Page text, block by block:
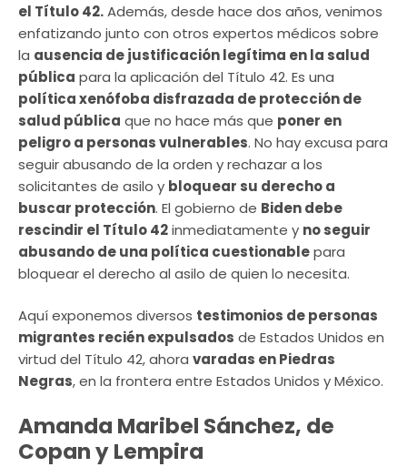
el Título 42.Además, desde hace dos años, venimos
enfatizando junto con otros expertos médicos sobre
la ausencia de justificación legítima en la salud
pública para la aplicación del Título 42. Es una
política xenófoba disfrazada de protección de
salud pública que no hace más que poner en
peligro a personas vulnerables. No hay excusa para
seguir abusando de la orden y rechazar a los
solicitantes de asilo y bloquear su derecho a
buscar protección. El gobierno de Biden debe
rescindir el Título 42inmediatamente y no seguir
abusando de una política cuestionablepara
bloquear el derecho al asilo de quien lo necesita.
Aquí exponemos diversos testimonios de personas
migrantes recién expulsados de Estados Unidos en
virtud del Título 42, ahora varadas en Piedras
Negras, en la frontera entre Estados Unidos y México.
Amanda Maribel Sánchez, de
Copan y Lempira